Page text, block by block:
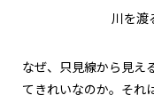
川を渡
なぜ、只見線から見え
てきれいなのか。それ